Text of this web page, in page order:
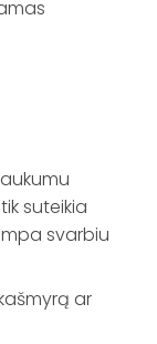
suteikia
svarbiu
ar